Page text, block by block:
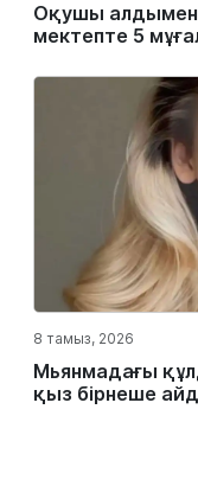
Оқушы алдымен
мектепте 5
8 тамыз, 2026
Мьянмадағы
қыз бірнеше